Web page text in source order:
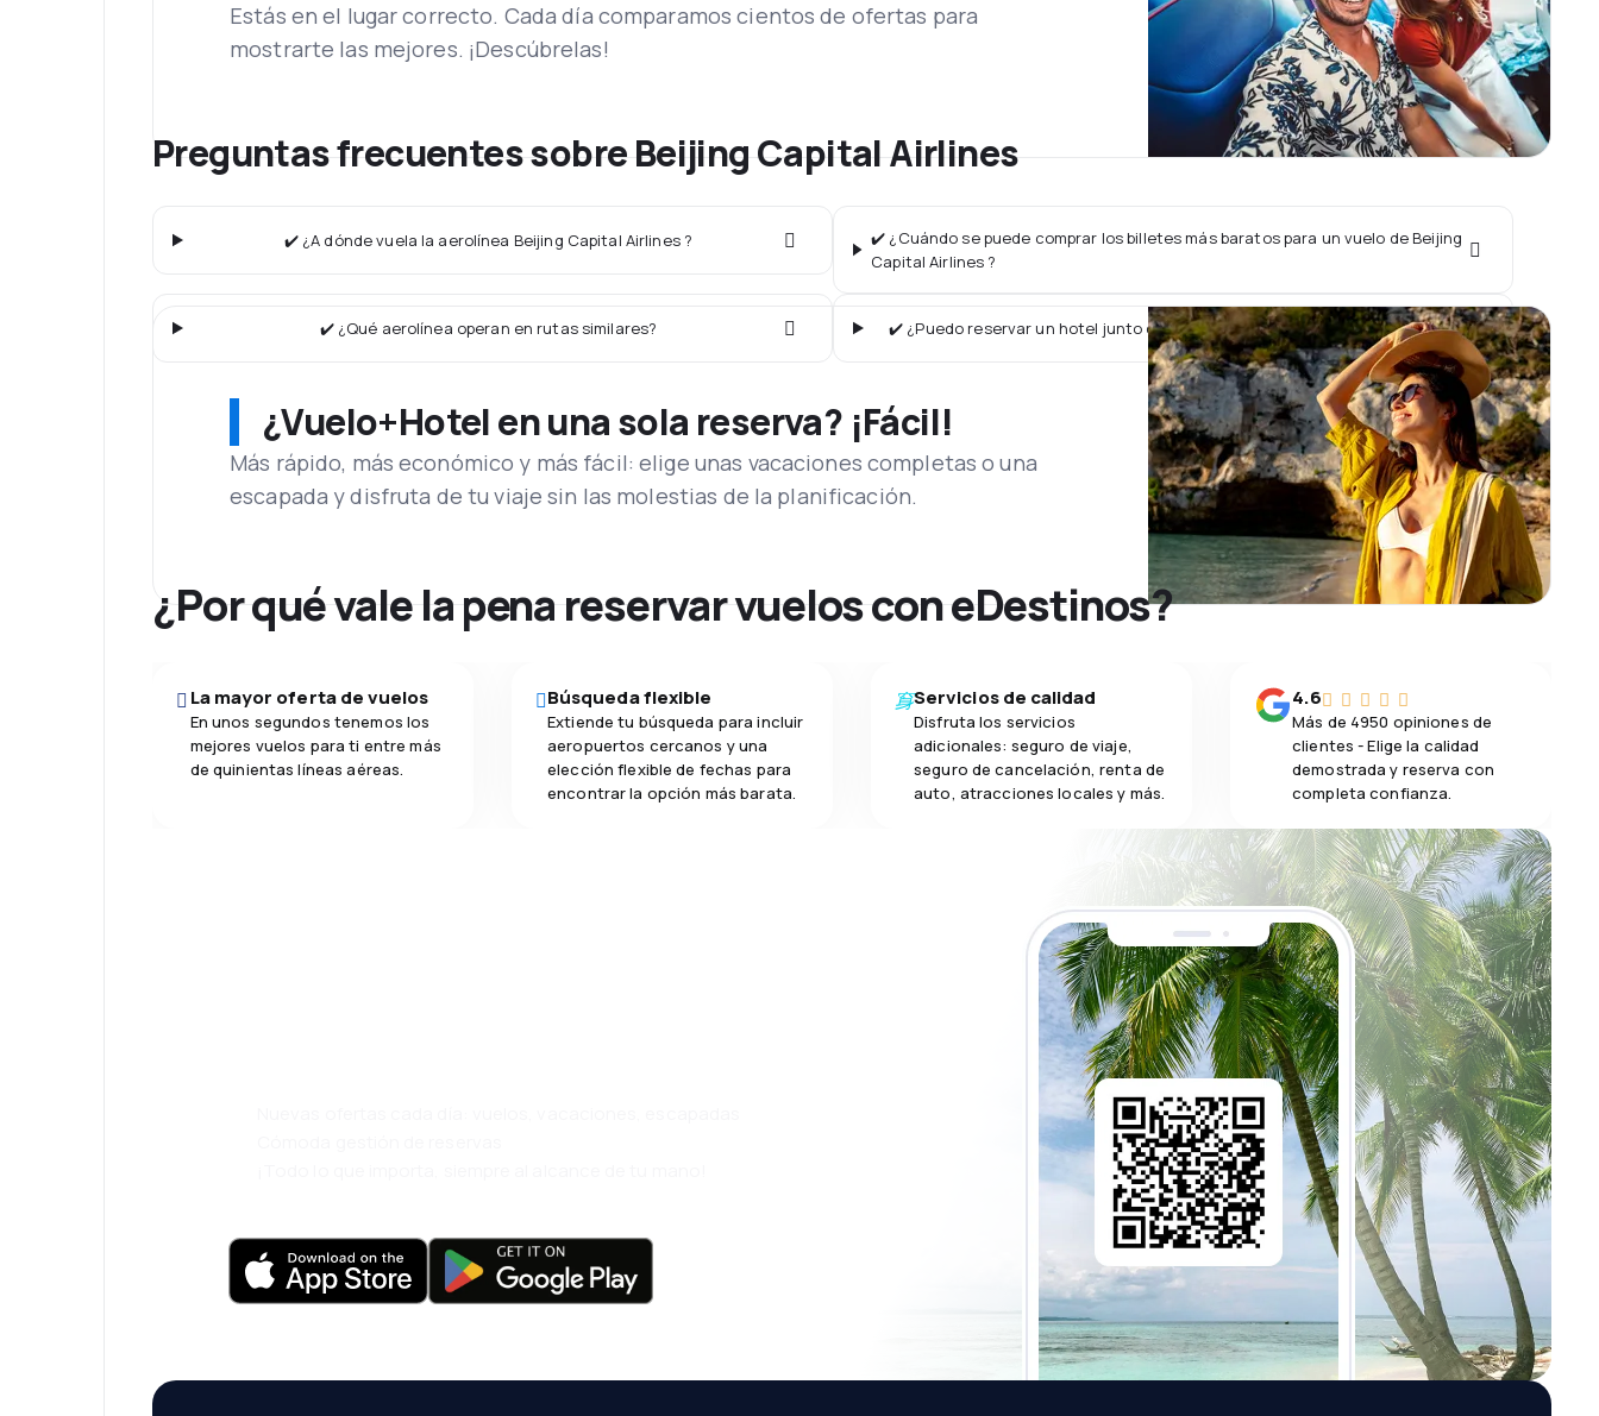
Estás en el lugar correcto. Cada día comparamos cientos de ofertas para
mostrarte las mejores. ¡Descúbrelas!
Preguntas frecuentes sobre Beijing Capital Airlines
✔️ ¿A dónde vuela la aerolínea Beijing Capital Airlines ?
✔️ ¿Cuándo se puede comprar los billetes más baratos para un vuelo de Beijing
Capital Airlines ?
✔️ ¿Qué aerolínea operan en rutas similares? ✔️ ¿Puedo reservar un hotel junto con un vuelo de Beijing Capital Airlines ?
¿Vuelo+Hotel en una sola reserva? ¡Fácil!
Más rápido, más económico y más fácil: elige unas vacaciones completas o una
escapada y disfruta de tu viaje sin las molestias de la planificación.
¿Por qué vale la pena reservar vuelos con eDestinos?
La mayor oferta de vuelos
En unos segundos tenemos los
mejores vuelos para ti entre más
de quinientas líneas aéreas.
Búsqueda flexible
Extiende tu búsqueda para incluir
aeropuertos cercanos y una
elección flexible de fechas para
encontrar la opción más barata.
Servicios de calidad
Disfruta los servicios
adicionales: seguro de viaje,
seguro de cancelación, renta de
auto, atracciones locales y más.
4.6
Más de 4950 opiniones de
clientes - Elige la calidad
demostrada y reserva con
completa confianza.